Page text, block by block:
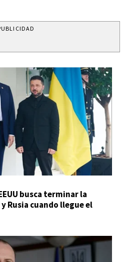
busca terminar la
Rusia cuando llegue el